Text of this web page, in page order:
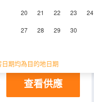
20 21 22 23 24
27 28 29 30
期均為目的地日期
季眠高級大床房（功夫茶具+3M記憶枕）
13-17層
冰箱
查看供應